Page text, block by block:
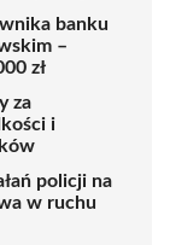
banku
–
zł
za
i
policji na
w ruchu